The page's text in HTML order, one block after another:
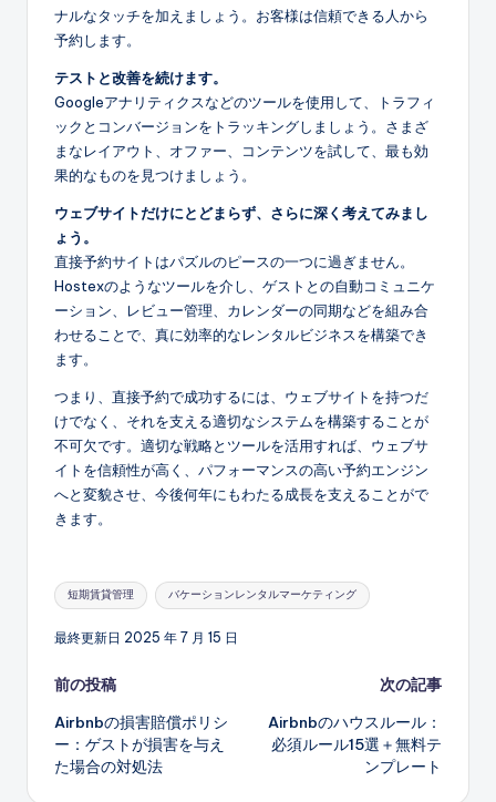
ナルなタッチを加えましょう。お客様は信頼できる人から
予約します。
テストと改善を続けます。
Googleアナリティクスなどのツールを使用して、トラフィ
ックとコンバージョンをトラッキングしましょう。さまざ
まなレイアウト、オファー、コンテンツを試して、最も効
果的なものを見つけましょう。
ウェブサイトだけにとどまらず、さらに深く考えてみまし
ょう。
直接予約サイトはパズルのピースの一つに過ぎません。
Hostexのようなツールを介し、ゲストとの自動コミュニケ
ーション、レビュー管理、カレンダーの同期などを組み合
わせることで、真に効率的なレンタルビジネスを構築でき
ます。
つまり、直接予約で成功するには、ウェブサイトを持つだ
けでなく、それを支える適切なシステムを構築することが
不可欠です。適切な戦略とツールを活用すれば、ウェブサ
イトを信頼性が高く、パフォーマンスの高い予約エンジン
へと変貌させ、今後何年にもわたる成長を支えることがで
きます。
タ
グ:
短期賃貸管理 バケーションレンタルマーケティング
最終更新日 2025 年 7 月 15 日
投
稿
ナ
前の投稿
Airbnbの損害賠償ポリシ
ー：ゲストが損害を与え
た場合の対処法
次の記事
Airbnbのハウスルール：
必須ルール15選＋無料テ
ンプレート